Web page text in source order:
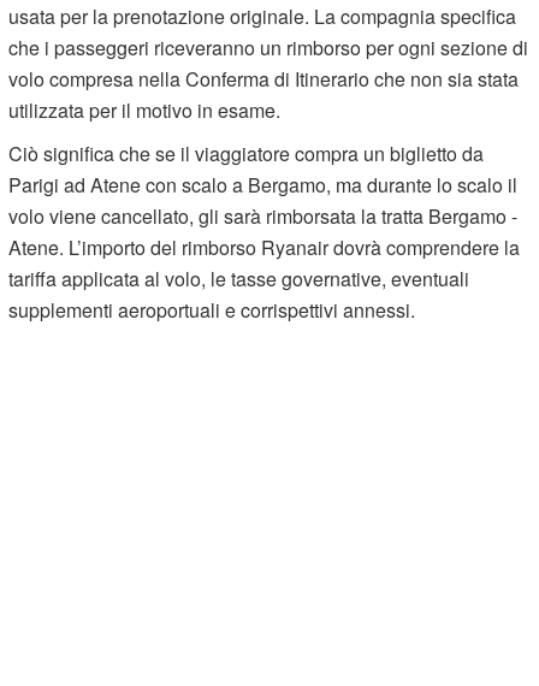
usata per la prenotazione originale. La compagnia specifica
che i passeggeri riceveranno un rimborso per ogni sezione di
volo compresa nella Conferma di Itinerario che non sia stata
utilizzata per il motivo in esame.
Ciò significa che se il viaggiatore compra un biglietto da
Parigi ad Atene con scalo a Bergamo, ma durante lo scalo il
volo viene cancellato, gli sarà rimborsata la tratta Bergamo -
Atene. L’importo del rimborso Ryanair dovrà comprendere la
tariffa applicata al volo, le tasse governative, eventuali
supplementi aeroportuali e corrispettivi annessi.